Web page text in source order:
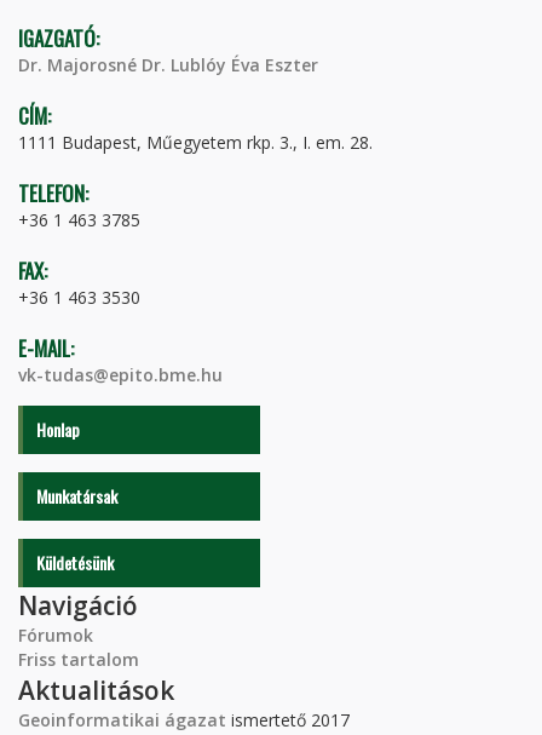
IGAZGATÓ:
Dr. Majorosné Dr. Lublóy Éva Eszter
CÍM:
1111 Budapest, Műegyetem rkp. 3., I. em. 28.
TELEFON:
+36 1 463 3785
FAX:
+36 1 463 3530
E-MAIL:
vk-tudas@epito.bme.hu
Honlap
Munkatársak
Küldetésünk
Navigáció
Fórumok
Friss tartalom
Aktualitások
Geoinformatikai ágazat ismertető 2017